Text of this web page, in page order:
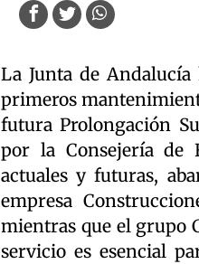
La Junta de
primeros
futura Prolongación
por la Consejería de
actuales y futuras,
empresa
mientras que el grupo
servicio es esencial